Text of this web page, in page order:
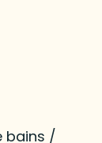
bains /